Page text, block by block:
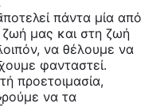
πάντα μία από
ζωή μας και στη ζωή
να θέλουμε να
φανταστεί.
προετοιμασία,
να τα